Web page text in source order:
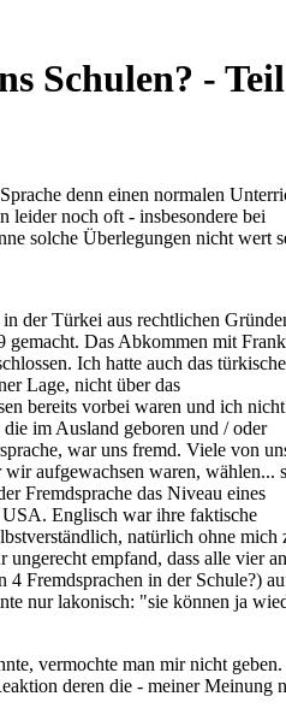
Schulen? -
denn einen normalen
leider noch oft - insbesondere bei
solche Überlegungen nicht wert
der Türkei aus rechtlichen
gemacht. Das Abkommen mit
Ich hatte auch das türkische
Lage, nicht über das
bereits vorbei waren und ich nicht
im Ausland geboren und / oder
war uns fremd. Viele von
aufgewachsen waren, wählen...
Fremdsprache das Niveau eines
USA. Englisch war ihre faktische
natürlich ohne mich
empfand, dass alle vier
Fremdsprachen in der Schule?)
nur lakonisch: "sie können ja
vermochte man mir nicht
deren die - meiner Meinung